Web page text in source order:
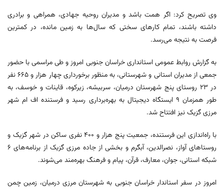
وی تصریح کرد: اگر همت باشد و مدیران روحیه جهادی، همراهی و برادری
داشته باشند، تمام کارهای سختی که سال‌ها به زمین مانده، در کمترین
فرصت به نتیجه می‌رسد.
به گزارش روابط عمومی استانداری خراسان جنوبی امروز و طی مراسمی با حضور
جمعی از مدیران استانی و شهرستانی، به منظور برخورداری چهار هزار و ۶۶۵ نفر
در ۲۳ روستای پنج شهرستان درمیان، سربیشه، زیرکوه، قاینات و خوسف، به
طور همزمان ۹ ایستگاه دیجیتال به بهره‌برداری رسید و فرستنده اف ام شهر
مرزی گزیک نیز افتتاح شد.
با راه‌اندازی این فرستنده، جمعیت پنج هزار و ۴۰۰ نفری ساکن در شهر گزیک و
روستاهای آواز، نصرالدین، آبگرم و بخشی از جاده مرزی گزیک از برنامه‌های ۶
شبکه استانی، جوان، معارف، قرآن، پیام و فرهنگ بهره‌مند می‌شوند.
امروز در سفر استاندار خراسان جنوبی به شهرستان مرزی درمیان، زمین چمن